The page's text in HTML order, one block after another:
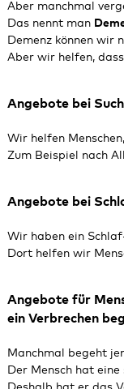
Aber manchmal
Das nennt man
Demenz können wir
Aber wir helfen,
Angebote bei
Wir helfen
Zum Beispiel nach
Angebote bei
Wir haben ein
Dort helfen wir
Angebote für
ein Verbrechen
Manchmal begeht
Der Mensch hat